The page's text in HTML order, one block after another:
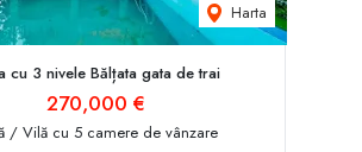
Harta
cu 3 nivele Bălțata gata de trai
270,000 €
/ Vilă cu 5 camere de vânzare